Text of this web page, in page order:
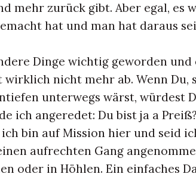
mehr zurück gibt. Aber egal, es
hat und man hat daraus
Dinge wichtig geworden und
nicht mehr ab. Wenn Du,
unterwegs wärst, würdest
ich angeredet: Du bist ja a
bin auf Mission hier und seid
aufrechten Gang
oder in Höhlen. Ein einfaches